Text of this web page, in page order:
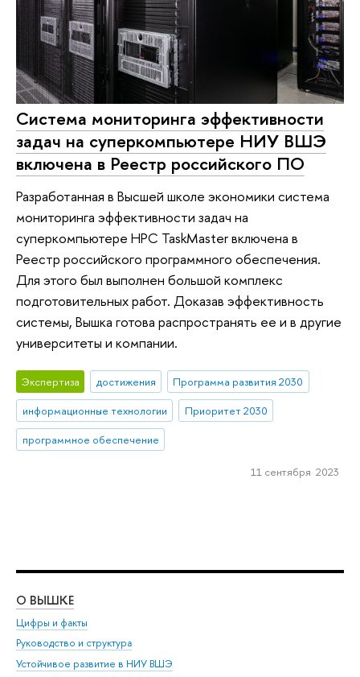
Система мониторинга эффективности
задач на суперкомпьютере НИУ ВШЭ
включена в Реестр российского ПО
Разработанная в Высшей школе экономики система
мониторинга эффективности задач на
суперкомпьютере HPC TaskMaster включена в
Реестр российского программного обеспечения.
Для этого был выполнен большой комплекс
подготовительных работ. Доказав эффективность
системы, Вышка готова распространять ее и в другие
университеты и компании.
Экспертиза достижения
Программа развития 2030
информационные технологии
Приоритет 2030
программное обеспечение
11 сентября 2023
О ВЫШКЕ
Цифры и факты
Руководство и структура
Устойчивое развитие в НИУ ВШЭ